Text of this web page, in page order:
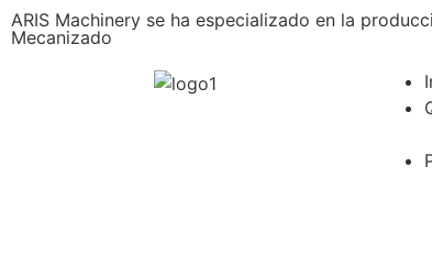
ARIS Machinery se ha especializado en la
Mecanizado